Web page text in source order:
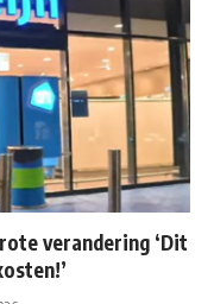
verandering ‘Dit